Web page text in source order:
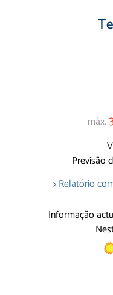
máx.
Previsão
> Relatório
Informação